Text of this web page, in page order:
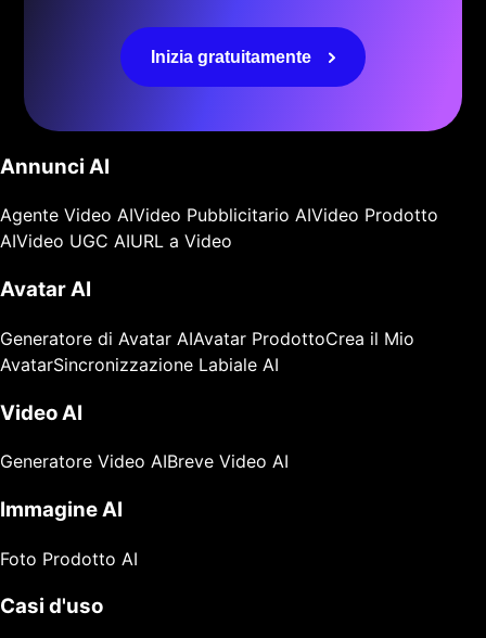
Inizia gratuitamente
Annunci AI
Agente Video AIVideo Pubblicitario AIVideo Prodotto
AIVideo UGC AIURL a Video
Avatar AI
Generatore di Avatar AIAvatar ProdottoCrea il Mio
AvatarSincronizzazione Labiale AI
Video AI
Generatore Video AIBreve Video AI
Immagine AI
Foto Prodotto AI
Casi d'uso